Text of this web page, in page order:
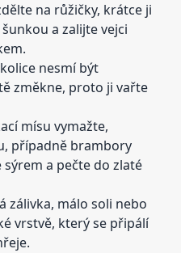
na růžičky, krátce ji
a zalijte vejci
nesmí být
změkne, proto ji vařte
mísu vymažte,
případně brambory
a pečte do zlaté
zálivka, málo soli nebo
vrstvě, který se připálí